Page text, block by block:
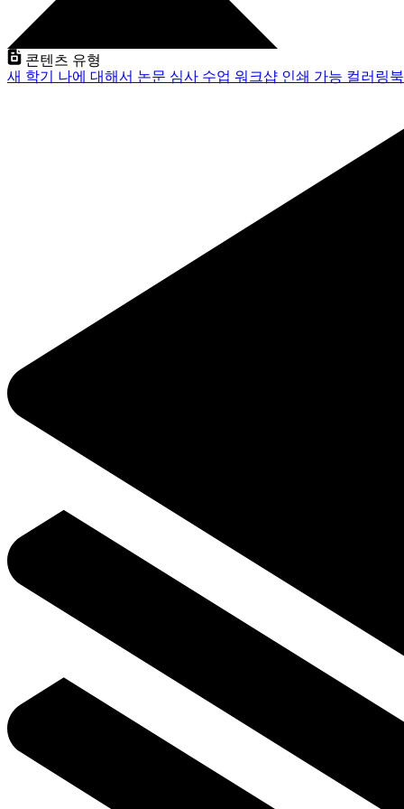
콘텐츠 유형
새 학기 나에 대해서 논문 심사 수업 워크샵 인쇄 가능 컬러링북